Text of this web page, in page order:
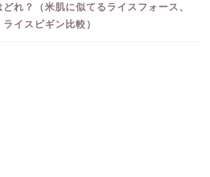
れ？（米肌に似てるライスフォース、
イスビギン比較）